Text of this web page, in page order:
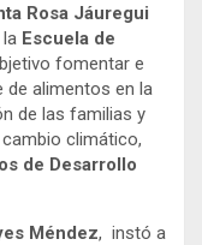
Rosa Jáuregui
Escuela de
fomentar e
de alimentos en la
de las familias y
climático,
de Desarrollo
Méndez, instó a